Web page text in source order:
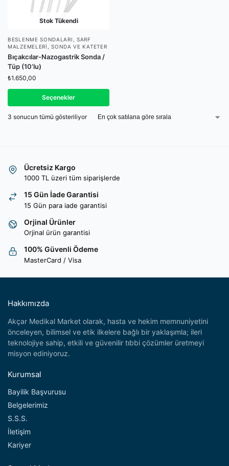
Stok Tükendi
BESLENME SONDALARI ,SARF
MALZEMELERI
,SONDA VE KATETER
Bıçakcılar-Nazogastrik Sonda /
Tüp (10’lu)
₺1.650,00
Seçenekler
3 sonucun tümü gösteriliyor
Ücretsiz Kargo
1000 TL üzeri tüm siparişlerde
15 Gün İade Garantisi
15 Gün para iade garantisi
Orjinal Ürünler
Orjinal ürün garantisi
100% Güvenli Ödeme
MasterCard / Visa
Hakkımızda
Akçar Medikal Market olarak, hasta ve hekim memnuniyetini
önceleyen, bilimsel ve etik ilkelere bağlı bir yaklaşımla; ileri
teknolojiye sahip, etkili ve güvenilir tıbbi çözümler üretmeyi
misyon ediniyoruz.
Kurumsal
Bayilik Başvurusu
Belgelerimiz
S.S.S.
İletişim
Kariyer